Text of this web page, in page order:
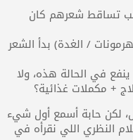
تساقط شعرهم كان
/ الغدة) بدأ الشعر
في الحالة هذه، ولا
+ مكملات غذائية؟
لكن حابة أسمع أول شيء
النظري اللي نقرأه في